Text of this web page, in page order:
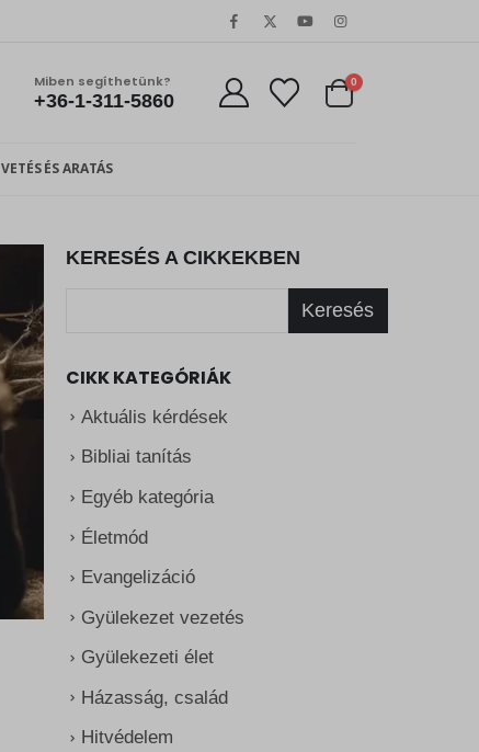
Miben segíthetünk?
+36-1-311-5860
0
VETÉS ÉS ARATÁS
KERESÉS A CIKKEKBEN
Keresés
CIKK KATEGÓRIÁK
Aktuális kérdések
Bibliai tanítás
Egyéb kategória
Életmód
Evangelizáció
Gyülekezet vezetés
Gyülekezeti élet
Házasság, család
Hitvédelem